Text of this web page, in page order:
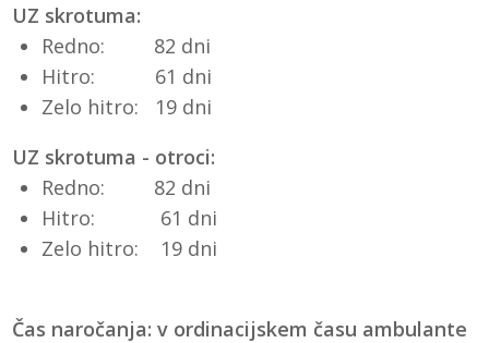
UZ skrotuma:
Redno: 82 dni
Hitro: 61 dni
Zelo hitro: 19 dni
UZ skrotuma - otroci:
Redno: 82 dni
Hitro: 61 dni
Zelo hitro: 19 dni
Čas naročanja: v ordinacijskem času ambulante